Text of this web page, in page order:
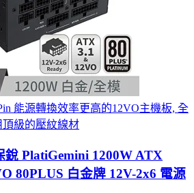
能源轉換效率更高的12VO主機板, 全
級的壓紋線材
PlatiGemini 1200W ATX
80PLUS 白金牌 12V-2x6 電源